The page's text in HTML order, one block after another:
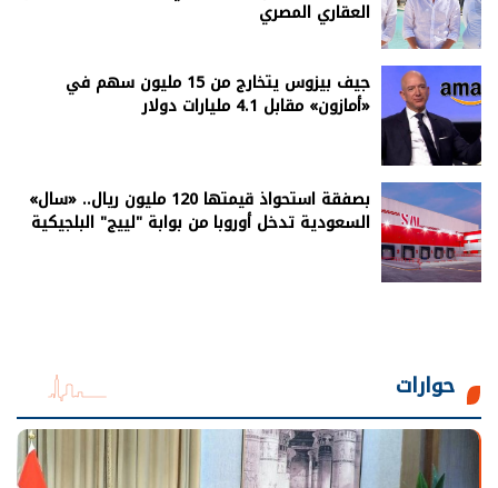
العقاري المصري
جيف بيزوس يتخارج من 15 مليون سهم في
«أمازون» مقابل 4.1 مليارات دولار
بصفقة استحواذ قيمتها 120 مليون ريال.. «سال»
السعودية تدخل أوروبا من بوابة "لييج" البلجيكية
حوارات